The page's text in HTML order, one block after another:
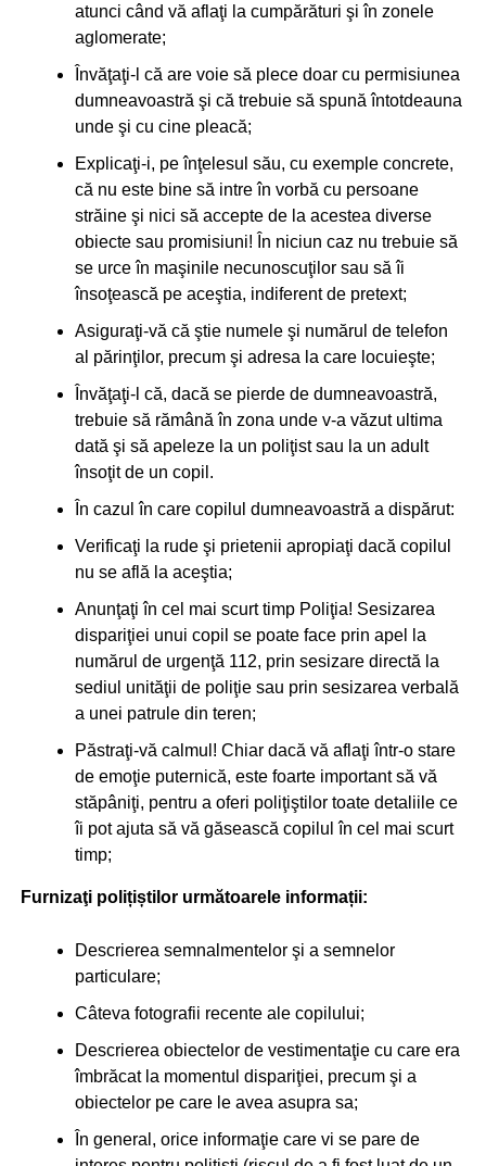
atunci când vă aflaţi la cumpărături şi în zonele
aglomerate;
Învăţaţi-l că are voie să plece doar cu permisiunea
dumneavoastră şi că trebuie să spună întotdeauna
unde şi cu cine pleacă;
Explicaţi-i, pe înţelesul său, cu exemple concrete,
că nu este bine să intre în vorbă cu persoane
străine şi nici să accepte de la acestea diverse
obiecte sau promisiuni! În niciun caz nu trebuie să
se urce în maşinile necunoscuţilor sau să îi
însoţească pe aceştia, indiferent de pretext;
Asiguraţi-vă că ştie numele şi numărul de telefon
al părinţilor, precum şi adresa la care locuieşte;
Învăţaţi-l că, dacă se pierde de dumneavoastră,
trebuie să rămână în zona unde v-a văzut ultima
dată şi să apeleze la un poliţist sau la un adult
însoţit de un copil.
În cazul în care copilul dumneavoastră a dispărut:
Verificaţi la rude şi prietenii apropiaţi dacă copilul
nu se află la aceştia;
Anunţaţi în cel mai scurt timp Poliţia! Sesizarea
dispariţiei unui copil se poate face prin apel la
numărul de urgenţă 112, prin sesizare directă la
sediul unităţii de poliţie sau prin sesizarea verbală
a unei patrule din teren;
Păstraţi-vă calmul! Chiar dacă vă aflaţi într-o stare
de emoţie puternică, este foarte important să vă
stăpâniţi, pentru a oferi poliţiştilor toate detaliile ce
îi pot ajuta să vă găsească copilul în cel mai scurt
timp;
Furnizaţi polițiștilor următoarele informații:
Descrierea semnalmentelor şi a semnelor
particulare;
Câteva fotografii recente ale copilului;
Descrierea obiectelor de vestimentaţie cu care era
îmbrăcat la momentul dispariţiei, precum şi a
obiectelor pe care le avea asupra sa;
În general, orice informaţie care vi se pare de